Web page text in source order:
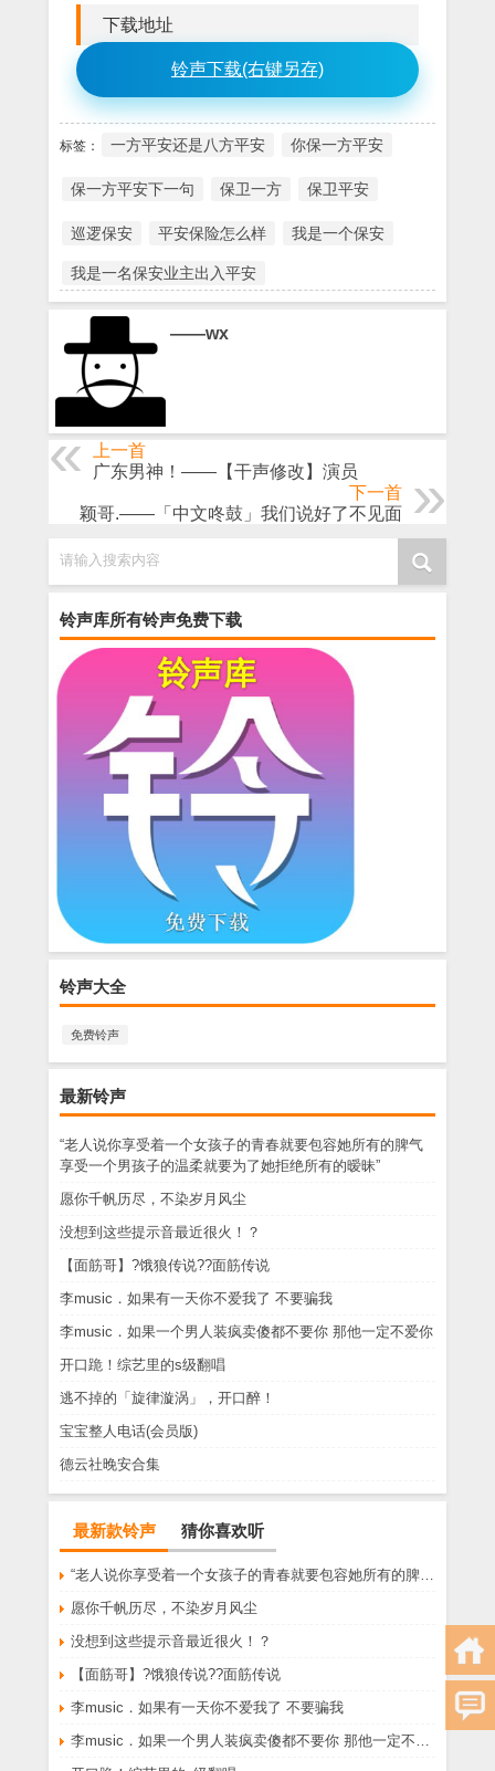
下载地址
铃声下载(右键另存)
标签： 一方平安还是八方平安 你保一方平安
保一方平安下一句 保卫一方 保卫平安
巡逻保安 平安保险怎么样 我是一个保安
我是一名保安业主出入平安
——wx
上一首
广东男神！――【干声修改】演员
下一首
颖哥.——「中文咚鼓」我们说好了不见面
请输入搜索内容
铃声库所有铃声免费下载
铃声大全
免费铃声
最新铃声
“老人说你享受着一个女孩子的青春就要包容她所有的脾气
享受一个男孩子的温柔就要为了她拒绝所有的暧昧”
愿你千帆历尽，不染岁月风尘
没想到这些提示音最近很火！？
【面筋哥】?饿狼传说??面筋传说
李music．如果有一天你不爱我了 不要骗我
李music．如果一个男人装疯卖傻都不要你 那他一定不爱你
开口跪！综艺里的s级翻唱
逃不掉的「旋律漩涡」，开口醉！
宝宝整人电话(会员版)
德云社晚安合集
最新款铃声 猜你喜欢听
愿你千帆历尽，不染岁月风尘
没想到这些提示音最近很火！？
【面筋哥】?饿狼传说??面筋传说
李music．如果有一天你不爱我了 不要骗我